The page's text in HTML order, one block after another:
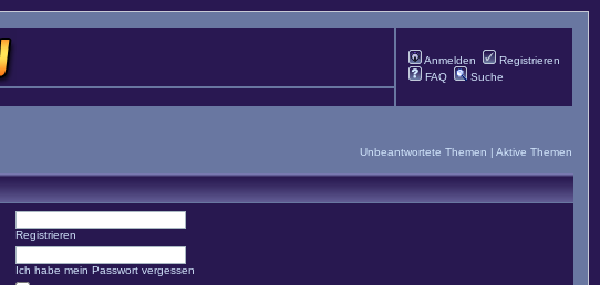
Anmelden
Registrieren
FAQ
Suche
Unbeantwortete Themen | Aktive Themen
Registrieren
Ich habe mein Passwort vergessen